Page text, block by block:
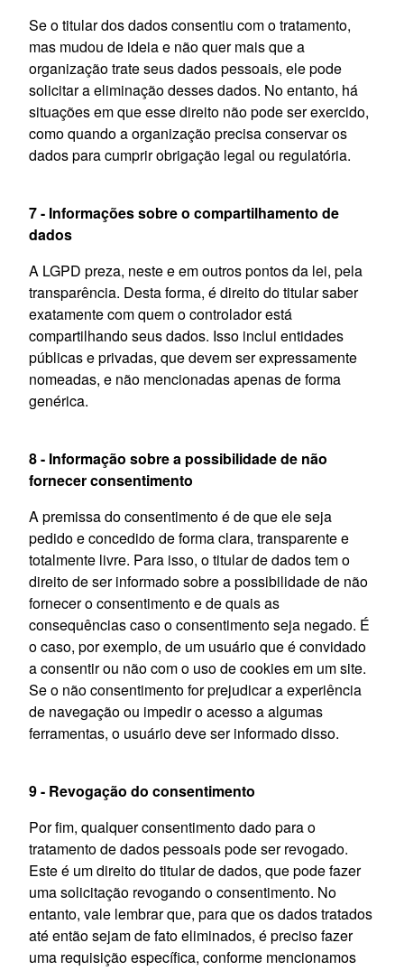
Se o titular dos dados consentiu com o tratamento,
mas mudou de ideia e não quer mais que a
organização trate seus dados pessoais, ele pode
solicitar a eliminação desses dados. No entanto, há
situações em que esse direito não pode ser exercido,
como quando a organização precisa conservar os
dados para cumprir obrigação legal ou regulatória.
7 - Informações sobre o compartilhamento de
dados
A LGPD preza, neste e em outros pontos da lei, pela
transparência. Desta forma, é direito do titular saber
exatamente com quem o controlador está
compartilhando seus dados. Isso inclui entidades
públicas e privadas, que devem ser expressamente
nomeadas, e não mencionadas apenas de forma
genérica.
8 - Informação sobre a possibilidade de não
fornecer consentimento
A premissa do consentimento é de que ele seja
pedido e concedido de forma clara, transparente e
totalmente livre. Para isso, o titular de dados tem o
direito de ser informado sobre a possibilidade de não
fornecer o consentimento e de quais as
consequências caso o consentimento seja negado. É
o caso, por exemplo, de um usuário que é convidado
a consentir ou não com o uso de cookies em um site.
Se o não consentimento for prejudicar a experiência
de navegação ou impedir o acesso a algumas
ferramentas, o usuário deve ser informado disso.
9 - Revogação do consentimento
Por fim, qualquer consentimento dado para o
tratamento de dados pessoais pode ser revogado.
Este é um direito do titular de dados, que pode fazer
uma solicitação revogando o consentimento. No
entanto, vale lembrar que, para que os dados tratados
até então sejam de fato eliminados, é preciso fazer
uma requisição específica, conforme mencionamos